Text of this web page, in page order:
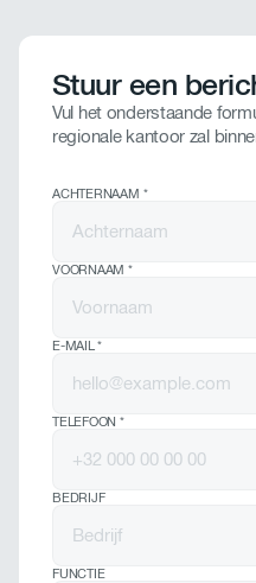
Stuur een
Vul het onderstaande
regionale kantoor zal
ACHTERNAAM *
VOORNAAM *
E-MAIL*
TELEFOON *
BEDRIJF
FUNCTIE